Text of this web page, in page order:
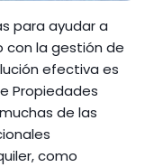
para ayudar a
con la gestión de
efectiva es
Propiedades
de las
como